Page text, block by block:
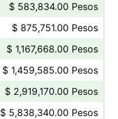
$ 583,834.00 Pesos
$ 875,751.00 Pesos
$ 1,167,668.00 Pesos
$ 1,459,585.00 Pesos
$ 2,919,170.00 Pesos
$ 5,838,340.00 Pesos